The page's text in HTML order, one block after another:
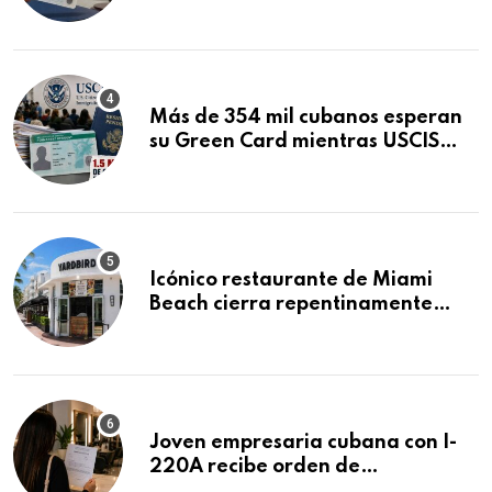
Más de 354 mil cubanos esperan
su Green Card mientras USCIS
Icónico restaurante de Miami
Beach cierra repentinamente
Joven empresaria cubana con I-
220A recibe orden de